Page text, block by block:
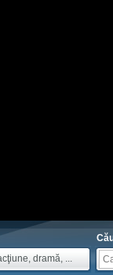
dramă, ...